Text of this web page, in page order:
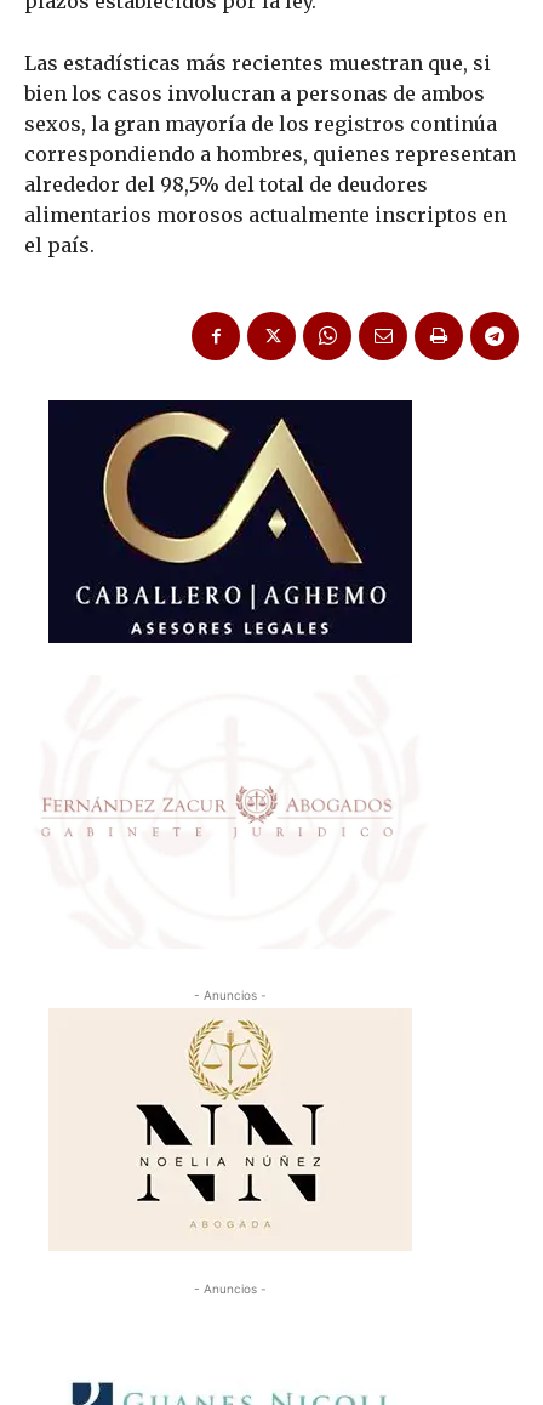
Las estadísticas más recientes muestran que, si
bien los casos involucran a personas de ambos
sexos, la gran mayoría de los registros continúa
correspondiendo a hombres, quienes representan
alrededor del 98,5% del total de deudores
alimentarios morosos actualmente inscriptos en
el país.
- Anuncios -
- Anuncios -